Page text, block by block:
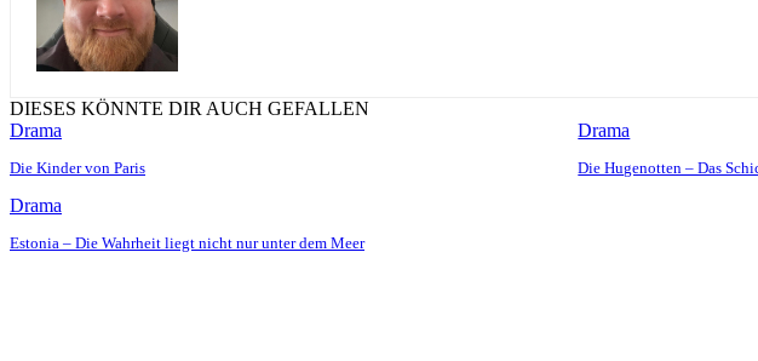
DIESES KÖNNTE DIR AUCH GEFALLEN
Drama
Die Kinder von Paris
Drama
Die Hugenotten – Das
Drama
Estonia – Die Wahrheit liegt nicht nur unter dem Meer